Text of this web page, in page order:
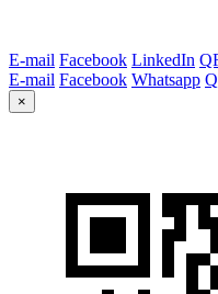
E-mail Facebook LinkedIn
E-mail Facebook Whatsapp
×